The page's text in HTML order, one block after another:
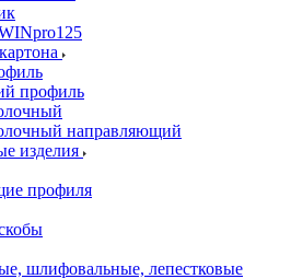
профиль
направляющий
изделия
профиля
шлифовальные, лепестковые